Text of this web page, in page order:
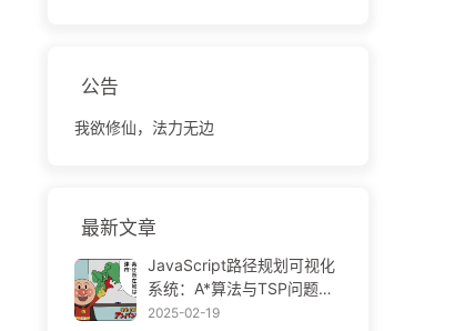
公告
我欲修仙，法力无边
最新文章
JavaScript路径规划可视化
系统：A*算法与TSP问题解
决方案
2025-02-19